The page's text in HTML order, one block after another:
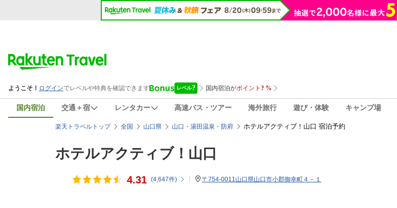
国内宿泊 交通＋宿 レンタカー 高速バス・ツアー 海外旅行 遊び・体験 キャンプ場
楽天トラベルトップ 全国 山口県 山口・湯田温泉・防府 ホテルアクティブ！山口 宿泊予約
ホテルアクティブ！山口
4.31 (4,647件) 〒754-0011山口県山口市小郡御幸町４－１